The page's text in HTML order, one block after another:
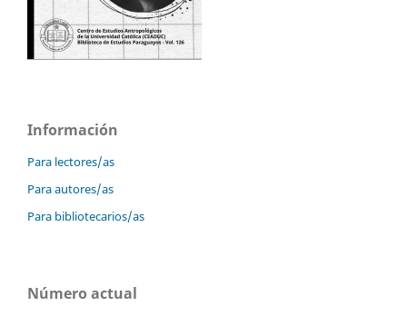
Información
Para lectores/as
Para autores/as
Para bibliotecarios/as
Número actual